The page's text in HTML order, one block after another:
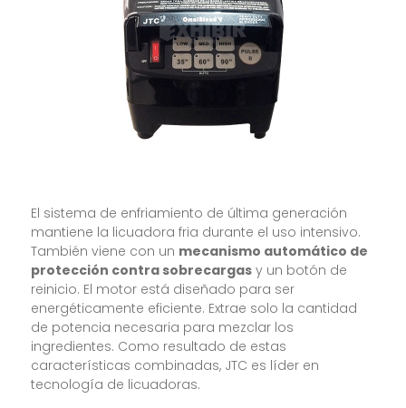
El sistema de enfriamiento de última generación
mantiene la licuadora fria durante el uso intensivo.
También viene con un mecanismo automático de
protección contra sobrecargas y un botón de
reinicio. El motor está diseñado para ser
energéticamente eficiente. Extrae solo la cantidad
de potencia necesaria para mezclar los
ingredientes. Como resultado de estas
características combinadas, JTC es líder en
tecnología de licuadoras.